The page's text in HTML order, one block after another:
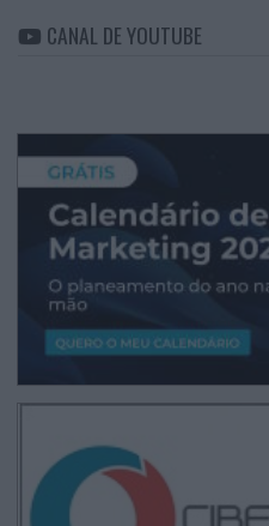
CANAL DE YOUTUBE